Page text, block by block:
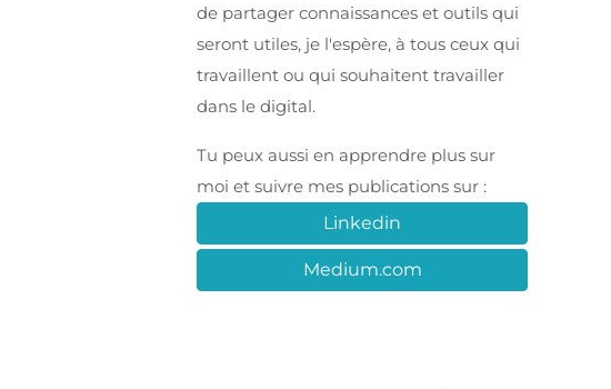
de partager connaissances et outils qui
seront utiles, je l'espère, à tous ceux qui
travaillent ou qui souhaitent travailler
dans le digital.
Tu peux aussi en apprendre plus sur
moi et suivre mes publications sur :
Linkedin
Medium.com